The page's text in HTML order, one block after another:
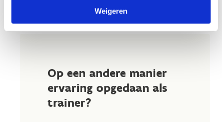
Weigeren
competenties of kwalificaties
Op een andere manier
ervaring opgedaan als
trainer?